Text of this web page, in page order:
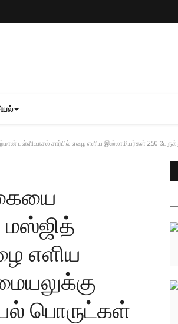
பள்ளிவாசல் சார்பில் ஏழை எளிய இஸ்லாமியர்கள் 250
மஸ்ஜித்
எளிய
பொருட்கள்